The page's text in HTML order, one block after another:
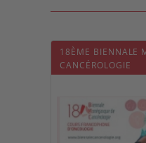
18ÈME BIENNALE
CANCÉROLOGIE